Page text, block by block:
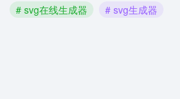
# svg在线生成器
# svg生成器